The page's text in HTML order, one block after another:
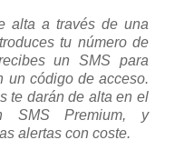
alta a través de una
tu número de
un SMS para
un código de acceso.
te darán de alta en el
SMS Premium, y
alertas con coste.